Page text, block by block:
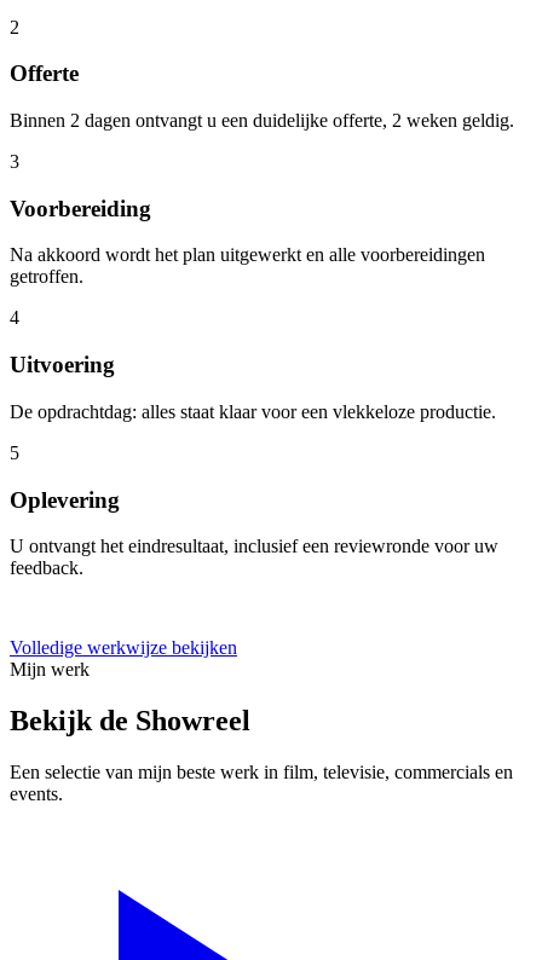
2
Offerte
Binnen 2 dagen ontvangt u een duidelijke offerte, 2 weken geldig.
3
Voorbereiding
Na akkoord wordt het plan uitgewerkt en alle voorbereidingen
getroffen.
4
Uitvoering
De opdrachtdag: alles staat klaar voor een vlekkeloze productie.
5
Oplevering
U ontvangt het eindresultaat, inclusief een reviewronde voor uw
feedback.
Volledige werkwijze bekijken
Mijn werk
Bekijk de Showreel
Een selectie van mijn beste werk in film, televisie, commercials en
events.